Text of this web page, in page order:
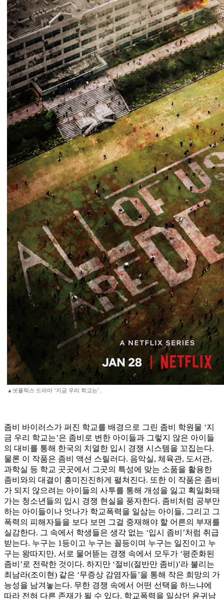
▲넷플릭스 드라마 ‘지금 우리 학교는’.
좀비 바이러스가 퍼진 학교를 배경으로 그린 좀비 학원물 ‘지
금 우리 학교는’은 좀비로 변한 아이들과 그렇지 않은 아이들
의 대비를 통해 한국의 치열한 입시 경쟁 시스템을 꼬집는다.
물론 이 작품은 좀비 액션 스릴러다. 음악실, 체육관, 도서관,
과학실 등 학교 곳곳에서 그곳의 특성에 맞는 소품을 활용한
좀비와의 대결이 흥미진진하게 펼쳐진다. 또한 이 작품은 좀비
가 되지 않으려는 아이들의 사투를 통해 개성을 잃고 획일화돼
가는 청소년들의 입시 경쟁 현실을 풍자한다. 좀비처럼 공부만
하는 아이들이나 엇나가 학교폭력을 일삼는 아이들, 그리고 그
폭력의 피해자들을 보다 보면 그걸 중재해야 할 어른의 부재를
실감한다. 그 속에서 학생들은 생각 없는 ‘입시 좀비’처럼 취급
받는다. 누구는 1등이고 누구는 꼴등이며 누구는 일진이고 누
구는 왕따지만, 서로 물어뜯는 경쟁 속에서 모두가 ‘평준화된
좀비’로 전락한 것이다. 하지만 ‘절비(절반만 좀비)’라 불리는
최남라(조이현) 같은 ‘무증상 감염자들’을 통해 작은 희망의 가
능성을 남겨놓는다. 무한 경쟁 속에서 어떤 선택을 하느냐에
따라 전혀 다른 존재가 될 수 있다. 학교폭력을 일삼던 윤귀남